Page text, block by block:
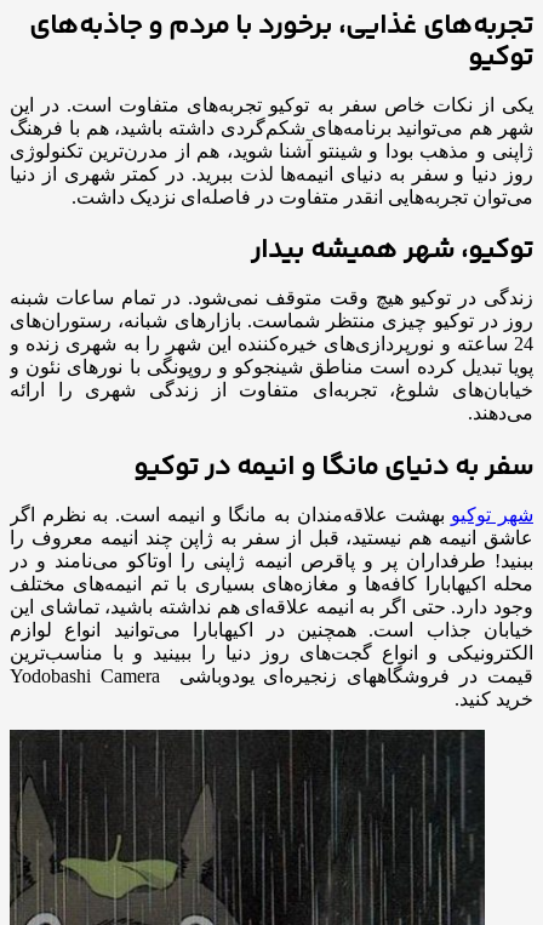
تجربه‌های غذایی، برخورد با مردم و جاذبه‌های
توکیو
یکی از نکات خاص سفر به توکیو تجربه‌های متفاوت است. در این
شهر هم می‌توانید برنامه‌های شکم‌گردی داشته باشید، هم با فرهنگ
ژاپنی و مذهب بودا و شینتو آشنا شوید، هم از مدرن‌ترین تکنولوژی
روز دنیا و سفر به دنیای انیمه‌ها لذت ببرید. در کمتر شهری از دنیا
می‌توان تجربه‌هایی انقدر متفاوت در فاصله‌ای نزدیک داشت.
توکیو، شهر همیشه بیدار
زندگی در توکیو هیچ وقت متوقف نمی‌شود. در تمام ساعات شبنه
روز در توکیو چیزی منتظر شماست. بازارهای شبانه، رستوران‌های
24 ساعته و نورپردازی‌های خیره‌کننده این شهر را به شهری زنده و
پویا تبدیل کرده است مناطق شینجوکو و روپونگی با نورهای نئون و
خیابان‌های شلوغ، تجربه‌ای متفاوت از زندگی شهری را ارائه
می‌دهند.
سفر به دنیای مانگا و انیمه در توکیو
شهر توکیو بهشت علاقه‌مندان به مانگا و انیمه است. به نظرم اگر
عاشق انیمه هم نیستید، قبل از سفر به ژاپن چند انیمه معروف را
ببنید! طرفداران پر و پاقرص انیمه ژاپنی را اوتاکو می‌نامند و در
محله اکیهابارا کافه‌ها و مغازه‌های بسیاری با تم انیمه‌های مختلف
وجود دارد. حتی اگر به انیمه علاقه‌ای هم نداشته باشید، تماشای این
خیابان جذاب است. همچنین در اکیهابارا می‌توانید انواع لوازم
الکترونیکی و انواع گجت‌های روز دنیا را ببینید و با مناسب‌ترین
قیمت در فروشگاههای زنجیره‌ای یودوباشی Yodobashi Camera
خرید کنید.